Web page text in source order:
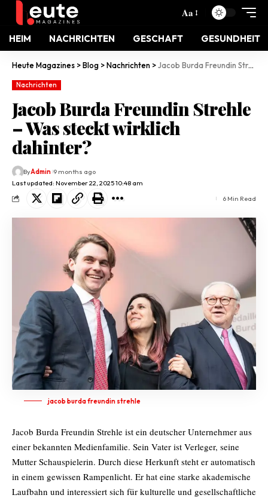
Aa
HEIM NACHRICHTEN GESCHAFT GESUNDHEIT
Heute Magazines >Blog >Nachrichten >Jacob Burda Freundin Strehle – Was steckt wirklich dahinter?
Nachrichten
Jacob Burda Freundin Strehle
– Was steckt wirklich
dahinter?
Last updated: November 22, 2025 10:48 am
ByAdmin 9 months ago
6 Min Read
jacob burda freundin strehle
Jacob Burda Freundin Strehle ist ein deutscher Unternehmer aus
einer bekannten Medienfamilie. Sein Vater ist Verleger, seine
Mutter Schauspielerin. Durch diese Herkunft steht er automatisch
in einem gewissen Rampenlicht. Er hat eine starke akademische
Laufbahn und interessiert sich für kulturelle und gesellschaftliche